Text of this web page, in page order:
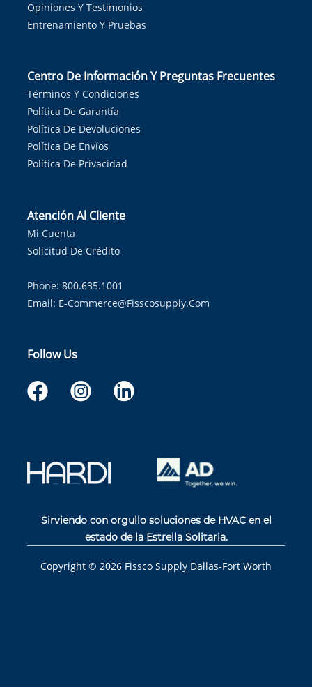
Opiniones Y Testimonios
Entrenamiento Y Pruebas
Centro De Información Y Preguntas Frecuentes
Términos Y Condiciones
Política De Garantía
Política De Devoluciones
Política De Envíos
Política De Privacidad
Atención Al Cliente
Mi Cuenta
Solicitud De Crédito
Phone: 800.635.1001
Email: E-Commerce@fisscosupply.com
Follow Us
Sirviendo con orgullo soluciones de HVAC en el
estado de la Estrella Solitaria.
Copyright © 2026 Fissco Supply Dallas-Fort Worth